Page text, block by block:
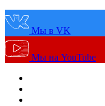
Мы в VK
Мы на YouTube